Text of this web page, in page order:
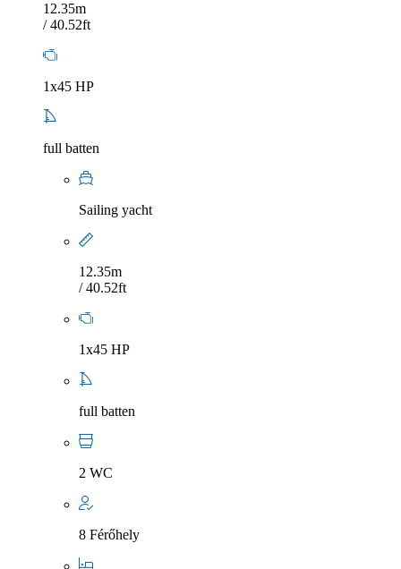
12.35m
/ 40.52ft
1x45 HP
full batten
Sailing yacht
12.35m
/ 40.52ft
1x45 HP
full batten
2 WC
8 Férőhely